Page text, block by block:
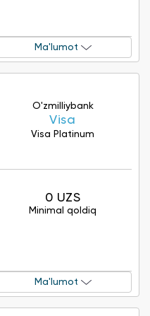
Ma'lumot
O'zmilliybank
Visa
Visa Platinum
0 UZS
Minimal qoldiq
Ma'lumot